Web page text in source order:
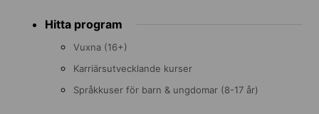
menu Hitta program
Vuxna (16+)
Karriärsutvecklande kurser
Språkkuser för barn & ungdomar (8-17 år)